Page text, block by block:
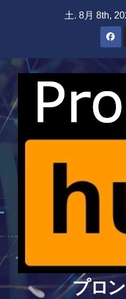
土. 8月 8th,
プロ